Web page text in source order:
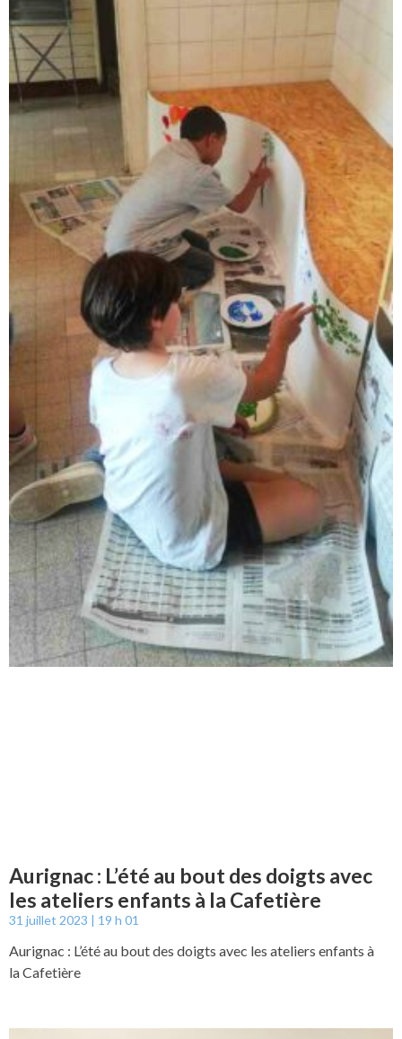
Aurignac : L’été au bout des doigts avec
les ateliers enfants à la Cafetière
31 juillet 2023 19 h 01
Aurignac : L’été au bout des doigts avec les ateliers enfants à
la Cafetière